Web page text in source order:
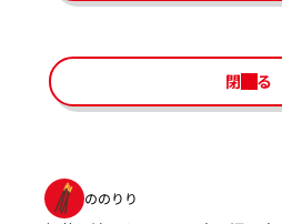
閉じる
ののりり